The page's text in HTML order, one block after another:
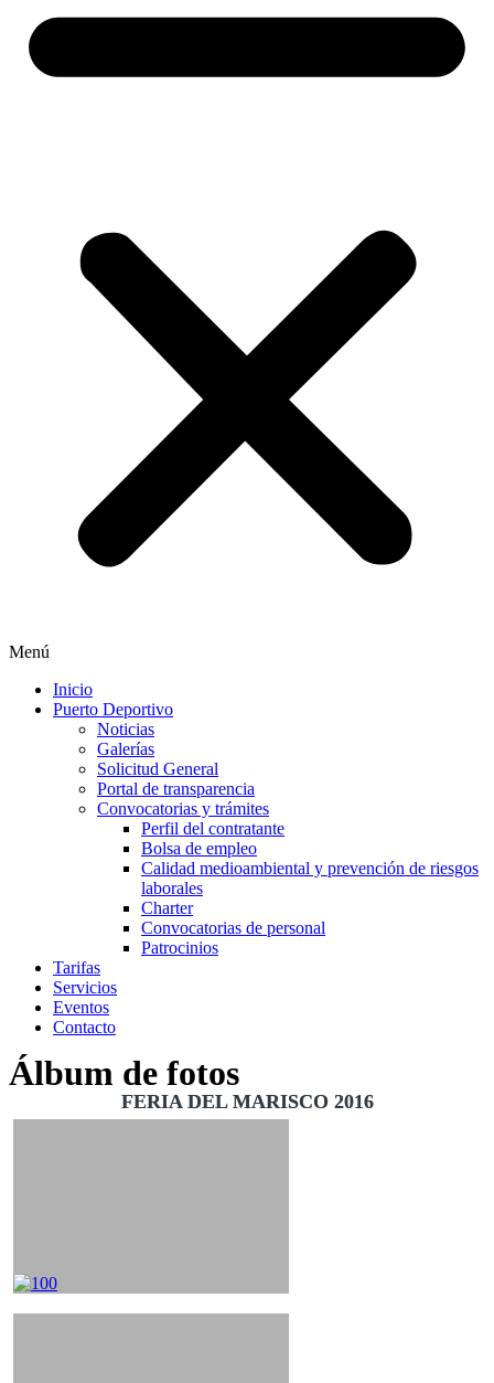
Menú
Inicio
Puerto Deportivo
Noticias
Galerías
Solicitud General
Portal de transparencia
Convocatorias y trámites
Perfil del contratante
Bolsa de empleo
Calidad medioambiental y prevención de riesgos
laborales
Charter
Convocatorias de personal
Patrocinios
Tarifas
Servicios
Eventos
Contacto
Álbum de fotos
FERIA DEL MARISCO 2016